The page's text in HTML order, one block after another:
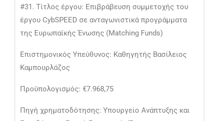
#31. Τίτλος έργου: Επιβράβευση συμμετοχής του
έργου CybSPEED σε ανταγωνιστικά προγράμματα
της Ευρωπαϊκής Ένωσης (Matching Funds)
Επιστημονικός Υπεύθυνος: Καθηγητής Βασίλειος
Καμπουρλάζος
Προϋπολογισμός: €7.968,75
Πηγή χρηματοδότησης: Υπουργείο Ανάπτυξης και